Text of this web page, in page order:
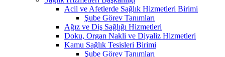
Acil ve Afetlerde Sağlık Hizmetleri Birimi
Şube Görev Tanımları
Ağız ve Diş Sağlığı Hizmetleri
Doku, Organ Nakli ve Diyaliz Hizmetleri
Kamu Sağlık Tesisleri Birimi
Şube Görev Tanımları